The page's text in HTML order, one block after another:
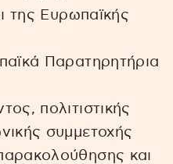
της Ευρωπαϊκής
Παρατηρητήρια
πολιτιστικής
συμμετοχής
και